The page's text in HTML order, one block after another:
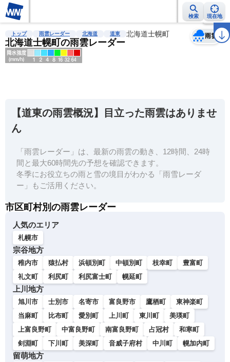
検索 現在地
雨雲レーダー 台風情報 地震情報 警報・注意報 2週間天気 ラ
トップ 雨雲レーダー 北海道 道東 北海道士幌町
北海道士幌町の雨雲レーダー
雨雲
天気 台風
【道東の雨雲概況】目立った雨雲はありませ
ん
「雨雲レーダー」は、最新の雨雲の動き、12時間、24時
間と最大60時間先の予想を確認できます。
冬季にお役立ちの雨と雪の境目がわかる「雨雪レーダ
ー」もご活用ください。
市区町村別の雨雲レーダー
人気のエリア
札幌市
宗谷地方
稚内市 猿払村 浜頓別町 中頓別町 枝幸町
豊富町
礼文町
利尻町 利尻富士町 幌延町
上川地方
旭川市 士別市 名寄市 富良野市 鷹栖町
東神楽町
当麻町
比布町 愛別町 上川町 東川町
美瑛町
上富良野町
中富良野町 南富良野町 占冠村
和寒町
剣淵町
下川町 美深町 音威子府村 中川町 幌加内町
留萌地方